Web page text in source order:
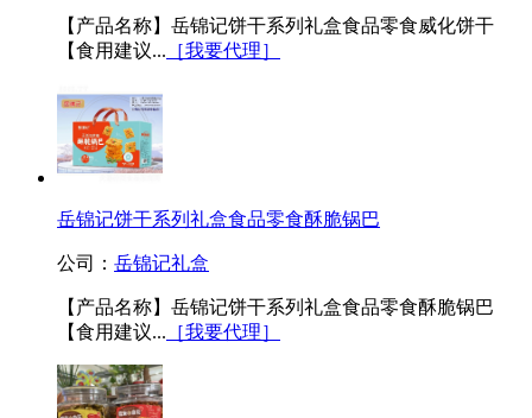
【产品名称】岳锦记饼干系列礼盒食品零食威化饼干
【食用建议... ［我要代理］
岳锦记饼干系列礼盒食品零食酥脆锅巴
公司： 岳锦记礼盒
【产品名称】岳锦记饼干系列礼盒食品零食酥脆锅巴
【食用建议... ［我要代理］